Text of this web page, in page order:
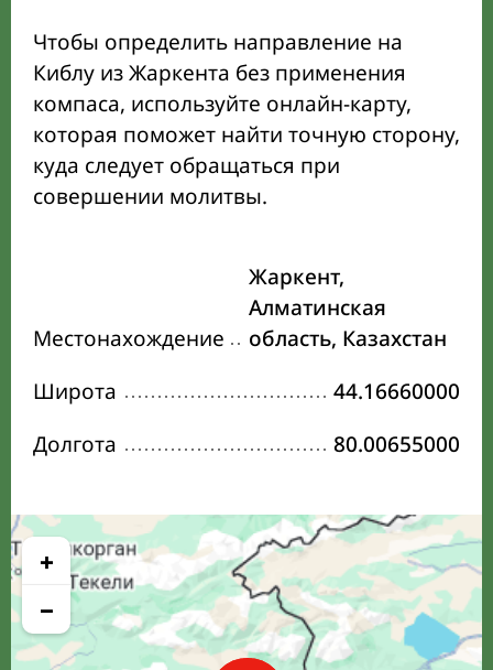
Чтобы определить направление на
Киблу из Жаркента без применения
компаса, используйте онлайн-карту,
которая поможет найти точную сторону,
куда следует обращаться при
совершении молитвы.
Местонахождение
Жаркент,
Алматинская
область, Казахстан
Широта
44.16660000
Долгота
80.00655000
+
−